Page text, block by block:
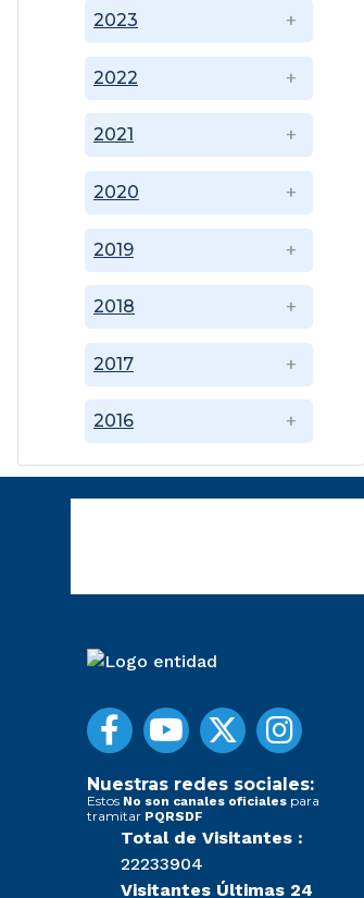
2016
2017
2018
2019
2020
2021
2022
2023
Nuestras redes sociales:
Estos No son canales oficiales para
tramitar PQRSDF
Total de Visitantes :
22233904
Visitantes Últimas 24